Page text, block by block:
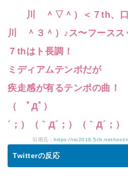
川 ＾▽＾）＜７th、口
川 ＾３＾）♪ス〜フースス
７thはト長調！
ミディアムテンポだが
疾走感が有るテンポの曲！
（ ﾟДﾟ） なん
´；）（｀Д´；）（｀Д´；）
引用元： https://rio2016.5ch.net/test/
Twitterの反応